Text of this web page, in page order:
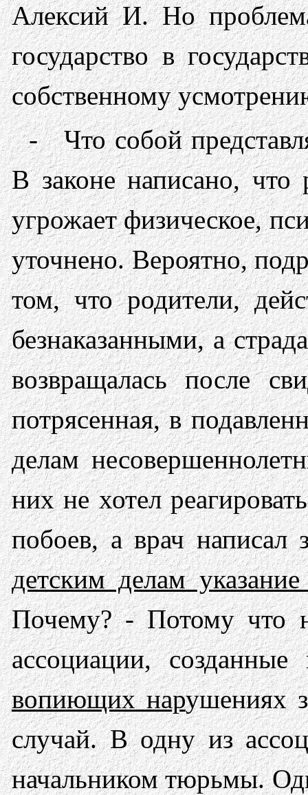
Алексий И. Но
государство в
собственному
- Что собой
В законе написано, что
угрожает физическое,
уточнено. Вероятно,
том, что родители,
безнаказанными, а
возвращалась после
потрясенная, в
делам
них не хотел
побоев, а врач написал
детским делам
Почему? - Потому что
ассоциации,
вопиющих нарушениях
случай. В одну из
начальником тюрьмы.